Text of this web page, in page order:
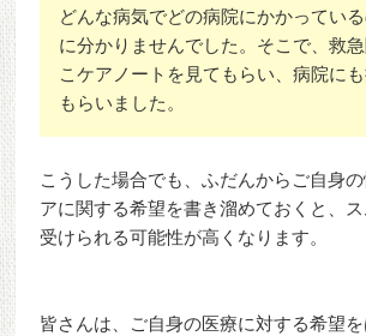
どんな病気でどの病院にかかってい
に分かりませんでした。そこで、救
こケアノートを見てもらい、病院に
もらいました。
こうした場合でも、ふだんからご自身
アに関する希望を書き溜めておくと、
受けられる可能性が高くなります。
皆さんは、ご自身の医療に対する希望